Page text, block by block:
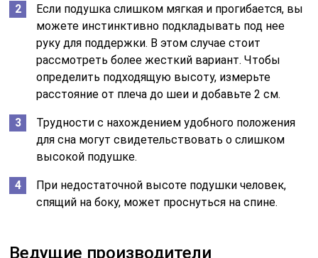
Если подушка слишком мягкая и прогибается, вы
можете инстинктивно подкладывать под нее
руку для поддержки. В этом случае стоит
рассмотреть более жесткий вариант. Чтобы
определить подходящую высоту, измерьте
расстояние от плеча до шеи и добавьте 2 см.
Трудности с нахождением удобного положения
для сна могут свидетельствовать о слишком
высокой подушке.
При недостаточной высоте подушки человек,
спящий на боку, может проснуться на спине.
Ведущие производители